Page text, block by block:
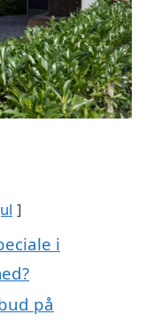
i
på